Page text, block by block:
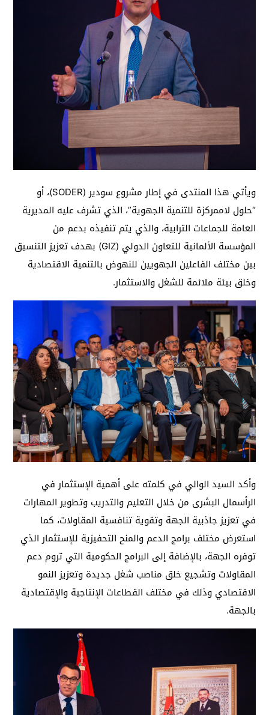
ويأتي هذا المنتدى في إطار مشروع سودير (SODER)، أو
“حلول لاممركزة للتنمية الجهوية”، الذي تشرف عليه المديرية
العامة للجماعات الترابية، والذي يتم تنفيذه بدعم من
المؤسسة الألمانية للتعاون الدولي (GIZ) بهدف تعزيز التنسيق
بين مختلف الفاعلين الجهويين للنهوض بالتنمية الاقتصادية
وخلق بيئة ملائمة للشغل والاستثمار.
وأكد السيد الوالي في كلمته على أهمية الإستثمار في
الرأسمال البشرى من خلال التعليم والتدريب وتطوير المهارات
في تعزيز جاذبية الجهة وتقوية تنافسية المقاولات، كما
استعرض مختلف برامج الدعم والمنح التحفيزية للإستثمار الذي
توفره الجهة، بالإضافة إلى البرامج الحكومية التي تروم دعم
المقاولات وتشجيع خلق مناصب شغل جديدة وتعزيز النمو
الاقتصادي وذلك في مختلف القطاعات الإنتاجية والإقتصادية
بالجهة.